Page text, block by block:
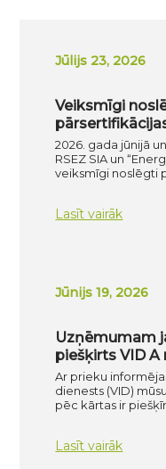
Jūlijs 23, 2026
Veiksmīgi
2026. gada jūnijā
RSEZ SIA un
veiksmīgi noslēgti
Lasīt vairāk
Jūnijs 19, 2026
Uzņēmumam
piešķirts VID A
Ar prieku
dienests (VID)
pēc kārtas ir
Lasīt vairāk